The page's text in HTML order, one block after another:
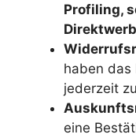
Profiling,
haben das
jederzeit
eine